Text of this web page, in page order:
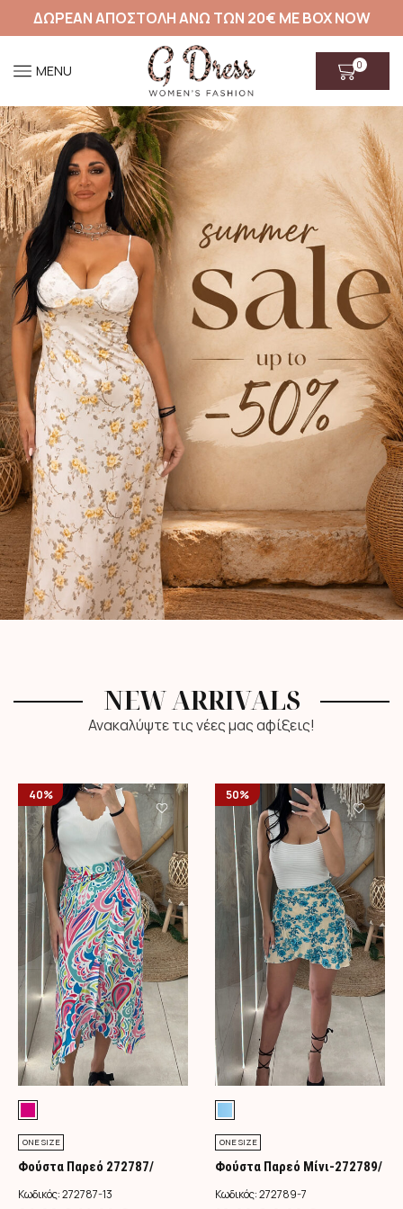
ΔΩΡΕΑΝ ΑΠΟΣΤΟΛΗ ΑΝΩ ΤΩΝ 20€ ΜΕ BOX NOW
MENU 0
NEW ARRIVALS
Ανακαλύψτε τις νέες μας αφίξεις!
40%
ONE SIZE
Φούστα Παρεό 272787/
Φούξια
Κωδικός:272787-13
50%
ONE SIZE
Φούστα Παρεό Μίνι-272789/
Τιρκουάζ
Κωδικός:272789-7